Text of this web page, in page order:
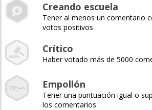
Creando escuela
Tener al menos un comentario
votos positivos
Crítico
Haber votado más de 5000
Empollón
Tener una puntuación igual o
los comentarios